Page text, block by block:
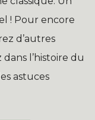
! Pour encore
d’autres
l’histoire du
astuces